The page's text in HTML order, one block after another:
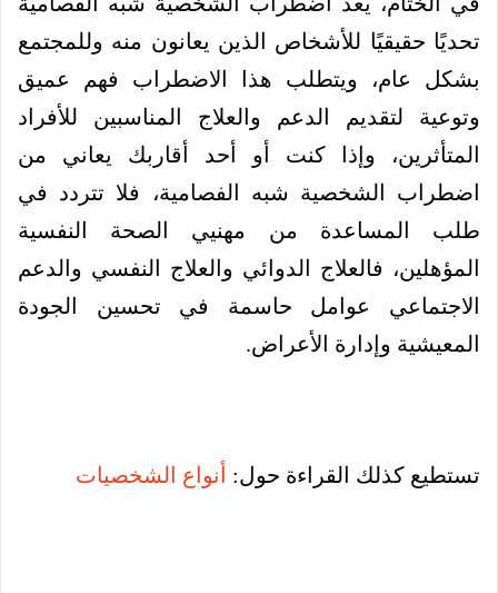
تحديًا حقيقيًا للأشخاص الذين يعانون منه وللمجتمع
بشكل عام، ويتطلب هذا الاضطراب فهم عميق
وتوعية لتقديم الدعم والعلاج المناسبين للأفراد
المتأثرين، وإذا كنت أو أحد أقاربك يعاني من
اضطراب الشخصية شبه الفصامية، فلا تتردد في
طلب المساعدة من مهنيي الصحة النفسية
المؤهلين، فالعلاج الدوائي والعلاج النفسي والدعم
الاجتماعي عوامل حاسمة في تحسين الجودة
المعيشية وإدارة الأعراض.
تستطيع كذلك القراءة حول: أنواع الشخصيات